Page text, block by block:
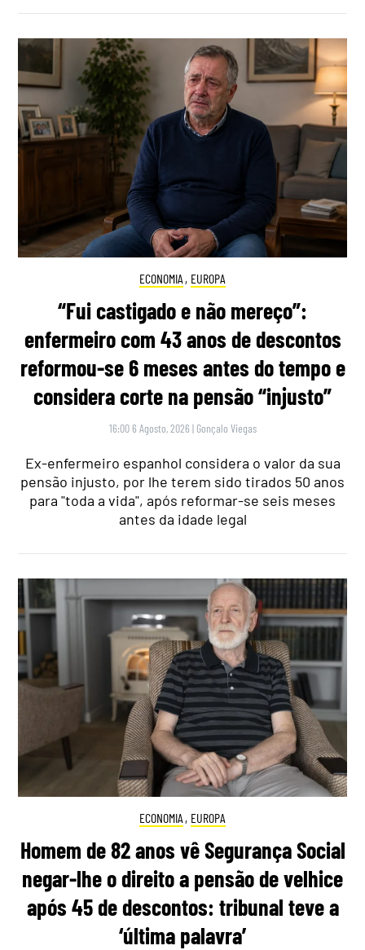
ECONOMIA , EUROPA
“Fui castigado e não mereço”:
enfermeiro com 43 anos de descontos
reformou-se 6 meses antes do tempo e
considera corte na pensão “injusto”
16:00 6 Agosto, 2026 | Gonçalo Viegas
Ex-enfermeiro espanhol considera o valor da sua
pensão injusto, por lhe terem sido tirados 50 anos
para "toda a vida", após reformar-se seis meses
antes da idade legal
ECONOMIA , EUROPA
Homem de 82 anos vê Segurança Social
negar-lhe o direito a pensão de velhice
após 45 de descontos: tribunal teve a
‘última palavra’